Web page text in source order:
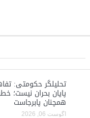
تحلیلگر حکومتی:
پایان بحران نیست؛
همچنان پابرجاست
آگوست 06, 2026